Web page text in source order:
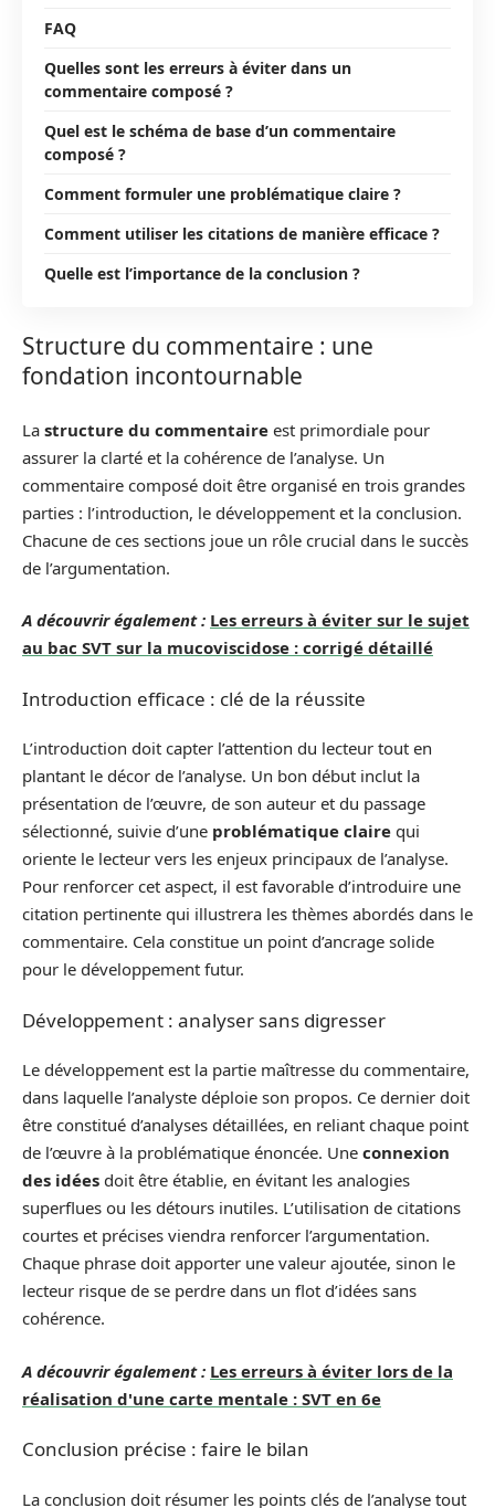
FAQ
Quelles sont les erreurs à éviter dans un
commentaire composé ?
Quel est le schéma de base d’un commentaire
composé ?
Comment formuler une problématique claire ?
Comment utiliser les citations de manière efficace ?
Quelle est l’importance de la conclusion ?
Structure du commentaire : une
fondation incontournable
La structure du commentaire est primordiale pour
assurer la clarté et la cohérence de l’analyse. Un
commentaire composé doit être organisé en trois grandes
parties : l’introduction, le développement et la conclusion.
Chacune de ces sections joue un rôle crucial dans le succès
de l’argumentation.
A découvrir également : Les erreurs à éviter sur le sujet
au bac SVT sur la mucoviscidose : corrigé détaillé
Introduction efficace : clé de la réussite
L’introduction doit capter l’attention du lecteur tout en
plantant le décor de l’analyse. Un bon début inclut la
présentation de l’œuvre, de son auteur et du passage
sélectionné, suivie d’une problématique claire qui
oriente le lecteur vers les enjeux principaux de l’analyse.
Pour renforcer cet aspect, il est favorable d’introduire une
citation pertinente qui illustrera les thèmes abordés dans le
commentaire. Cela constitue un point d’ancrage solide
pour le développement futur.
Développement : analyser sans digresser
Le développement est la partie maîtresse du commentaire,
dans laquelle l’analyste déploie son propos. Ce dernier doit
être constitué d’analyses détaillées, en reliant chaque point
de l’œuvre à la problématique énoncée. Une connexion
des idées doit être établie, en évitant les analogies
superflues ou les détours inutiles. L’utilisation de citations
courtes et précises viendra renforcer l’argumentation.
Chaque phrase doit apporter une valeur ajoutée, sinon le
lecteur risque de se perdre dans un flot d’idées sans
cohérence.
A découvrir également : Les erreurs à éviter lors de la
réalisation d'une carte mentale : SVT en 6e
Conclusion précise : faire le bilan
La conclusion doit résumer les points clés de l’analyse tout